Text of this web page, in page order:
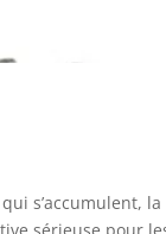
s’accumulent,